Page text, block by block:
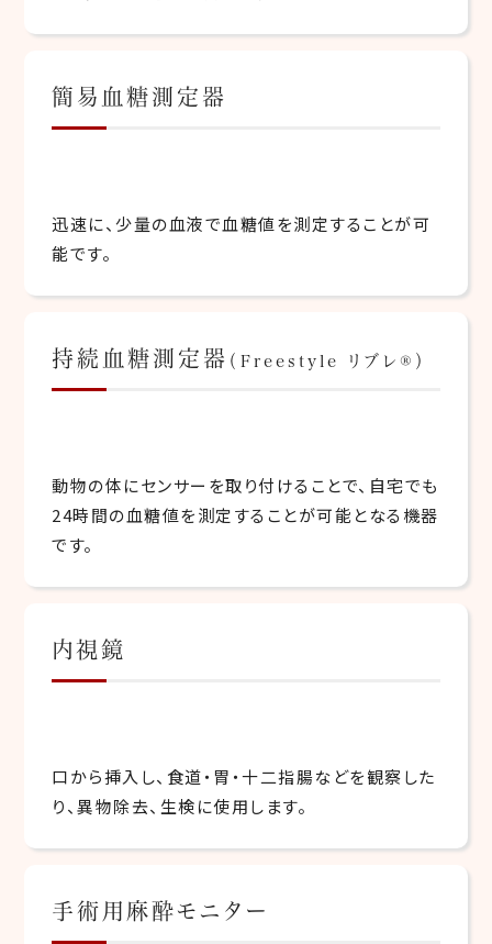
簡易血糖測定器
迅速に、少量の血液で血糖値を測定することが可
能です。
持続血糖測定器 （Freestyle リブレ®︎）
動物の体にセンサーを取り付けることで、自宅でも
24時間の血糖値を測定することが可能となる機器
です。
内視鏡
口から挿入し、食道・胃・十二指腸などを観察した
り、異物除去、生検に使用します。
手術用麻酔モニター